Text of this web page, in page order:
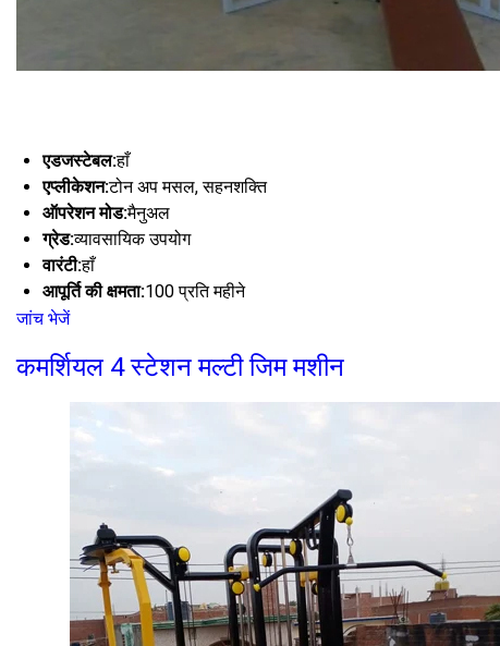
एडजस्टेबल:हाँ
एप्लीकेशन:टोन अप मसल, सहनशक्ति
ऑपरेशन मोड:मैनुअल
ग्रेड:व्यावसायिक उपयोग
वारंटी:हाँ
आपूर्ति की क्षमता:100 प्रति महीने
जांच भेजें
कमर्शियल 4 स्टेशन मल्टी जिम मशीन